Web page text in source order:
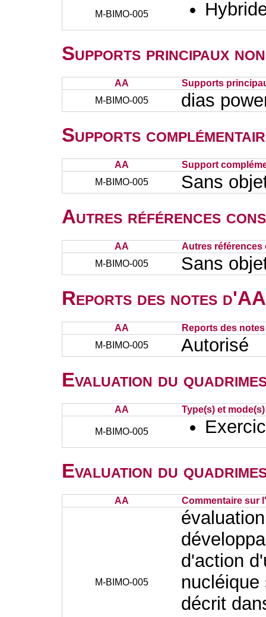
M-BIMO-005
Supports principaux
AA
Supports
M-BIMO-005
dias
Supports
AA
Support
M-BIMO-005
Sans
Autres références
AA
Autres références
M-BIMO-005
Sans
Reports des notes
AA
Reports des
M-BIMO-005
Autorisé
Evaluation du
AA Type(s) et
M-BIMO-005
Evaluation du
AA Commentaire sur
M-BIMO-005
d'action
décrit